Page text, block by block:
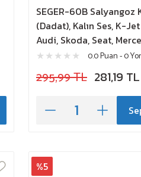
SEGER-60B Salyangoz
(Dadat), Kalın Ses, K-
Audi, Skoda, Seat,
0.0 Puan - 0
295,99 TL 281,19 TL
%5